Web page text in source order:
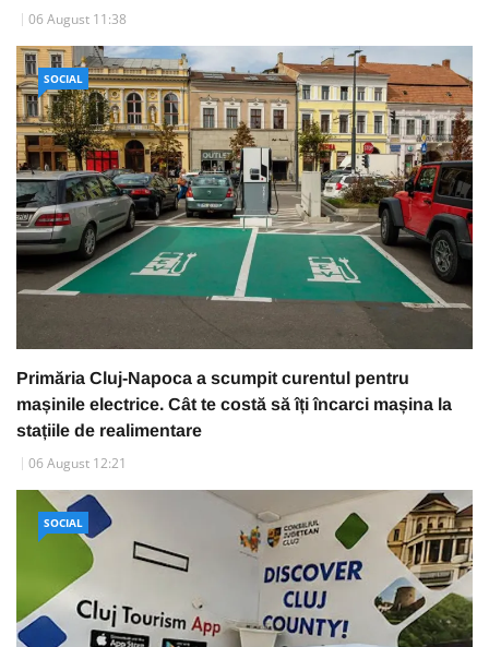
06 August 11:38
SOCIAL
Primăria Cluj-Napoca a scumpit curentul pentru
mașinile electrice. Cât te costă să îți încarci mașina la
stațiile de realimentare
06 August 12:21
SOCIAL